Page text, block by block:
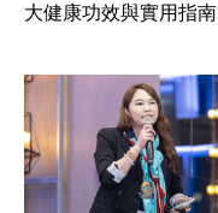
大健康功效與實用指南